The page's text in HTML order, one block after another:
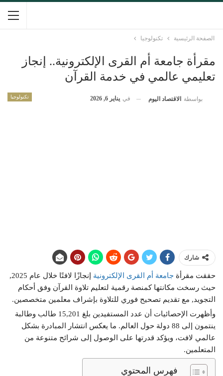
الصفحة الرئيسية تكنولوجيا
مقرأة جامعة أم القرى الإلكترونية.. إنجاز
تعليمي عالمي في خدمة القرآن
تكنولوجيا بواسطة الاقتصاد اليوم في يناير 6, 2026
شارك
حققت مقرأة جامعة أم القرى الإلكترونية
إنجازًا لافتًا خلال عام 2025,
حيث رسخت مكانتها كمنصة رقمية لتعليم تلاوة القرآن وفق أحكام
التجويد, مع تقديم تصحيح فوري للتلاوة بإشراف معلمين متخصصين.
وأظهرت الإحصائيات أن عدد المستفيدين بلغ 15,201 طالب وطالبة
ينتمون إلى 88 دولة حول العالم. ما يعكس انتشار المبادرة بشكل
عالمي لافت، ويؤكد قدرتها على الوصول إلى شرائح متنوعة من
المتعلمين.
فهرس المحتوي